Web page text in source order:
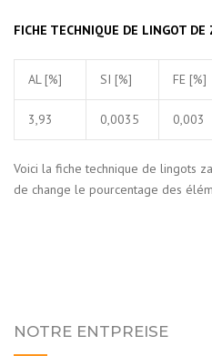
FICHE TECHNIQUE DE LINGOT
AL [%] SI [%] FE [%]
3,93 0,0035 0,003
Voici la fiche technique de lingots
de change le pourcentage des
NOTRE ENTPREISE